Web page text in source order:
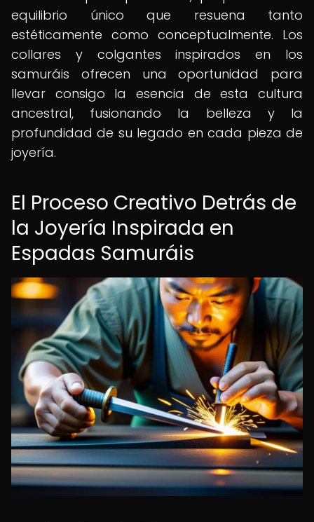
equilibrio único que resuena tanto
estéticamente como conceptualmente. Los
collares y colgantes inspirados en los
samuráis ofrecen una oportunidad para
llevar consigo la esencia de esta cultura
ancestral, fusionando la belleza y la
profundidad de su legado en cada pieza de
joyería.
El Proceso Creativo Detrás de
la Joyería Inspirada en
Espadas Samuráis